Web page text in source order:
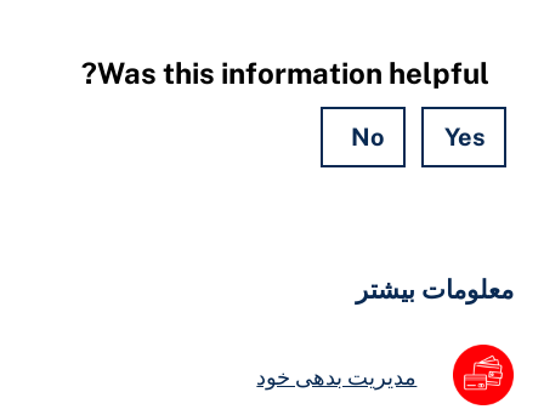
Was this information helpful?
Yes
No
معلومات بیشتر
مدیریت بدهی خود